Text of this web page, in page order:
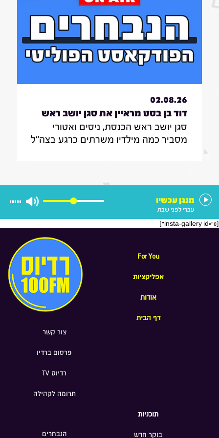
פרידברג, סמנכ"לית תכנון, ניהול ומערכים
בחברת AVIV על חוק תכנון והבנייה
שיאפשר להפוך בנייני משרדים ושטחי
מסחר לדירות מגורים ולהפך
אותה בעשייה הפרלמנטרית
02.08.26
דוד בן בסט מראיין את סגן יושב ראש
הכנסת, ניסים ואטורי|31.7.26
סגן יושב ראש הכנסת, ניסים ואטורי
מסביר כמה מילדיו משרתים כרגע בצה"ל
מנגן עכשיו
עברי לפני שבת
[insta-gallery id="0"]
For You
אפליקציות
אודות
דף הבית
צור קשר
פרסום ברדיו
רדיוס TV
תרומה לקהילה
תוכניות
בוקר חדש הנבחרים